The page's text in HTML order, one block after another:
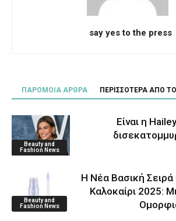
say yes to the press
ΠΑΡΟΜΟΙΑ ΑΡΘΡΑ ΠΕΡΙΣΣΟΤΕΡΑ ΑΠΟ
Beauty and
Fashion News
Είναι η
Beauty and
Fashion News
Η Νέα Βασική Σειρά
Καλοκαίρι 2025: